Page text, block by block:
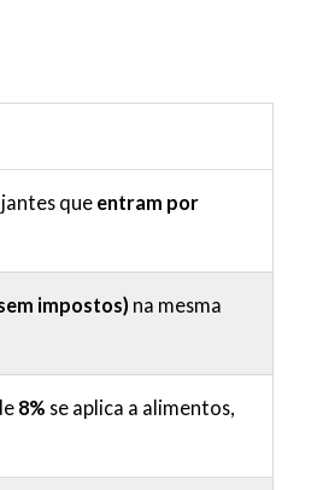
que entram por
impostos) na mesma
8% se aplica a alimentos,